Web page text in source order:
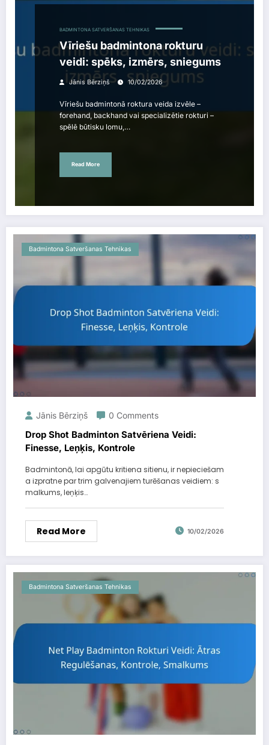
BADMINTONA SATVERŠANAS TEHNIKAS
Vīriešu badmintona rokturu
veidi: spēks, izmērs, sniegums
Jānis Bērziņš 10/02/2026
Vīriešu badmintonā roktura veida izvēle –
forehand, backhand vai specializētie rokturi –
spēlē būtisku lomu,…
Read More
Badmintona Satveršanas Tehnikas
Jānis Bērziņš 0 Comments
Drop Shot Badminton Satvēriena Veidi:
Finesse, Leņķis, Kontrole
Badmintonā, lai apgūtu kritiena sitienu, ir nepieciešam
a izpratne par trim galvenajiem turēšanas veidiem: s
malkums, leņķis…
Read More 10/02/2026
Badmintona Satveršanas Tehnikas